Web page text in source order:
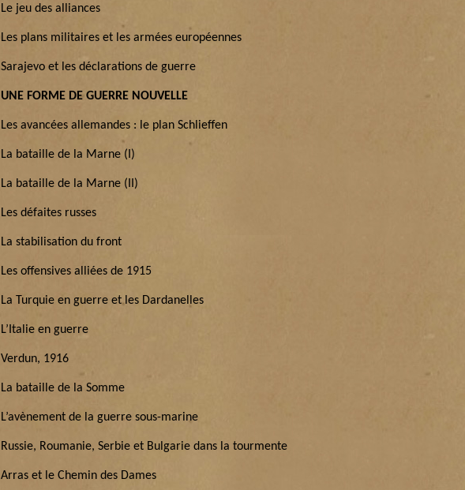
Le jeu des alliances
Les plans militaires et les armées européennes
Sarajevo et les déclarations de guerre
UNE FORME DE GUERRE NOUVELLE
Les avancées allemandes : le plan Schlieffen
La bataille de la Marne (I)
La bataille de la Marne (II)
Les défaites russes
La stabilisation du front
Les offensives alliées de 1915
La Turquie en guerre et les Dardanelles
L’Italie en guerre
Verdun, 1916
La bataille de la Somme
L’avènement de la guerre sous-marine
Russie, Roumanie, Serbie et Bulgarie dans la tourmente
Arras et le Chemin des Dames